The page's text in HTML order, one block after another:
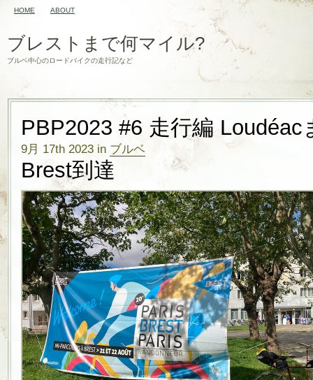
HOME ABOUT
ブレストまで何マイル?
ブルベ中心のロードバイクの走行記など
PBP2023 #6 走行編 Loudéac
9月 17th 2023 in ブルベ
Brest到達